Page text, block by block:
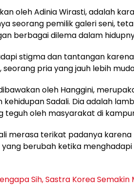
oleh Adinia Wirasti, adalah
seorang pemilik galeri seni,
berbagai dilema dalam
stigma dan tantangan
seorang pria yang jauh lebih
oleh Hanggini,
Sadali. Dia adalah
teguh oleh masyarakat di
merasa terikat padanya
berubah ketika
Sih, Sastra Korea Semakin